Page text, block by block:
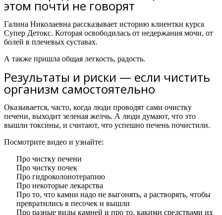
этом почти не говорят
Галина Николаевна рассказывает историю клиентки курса
Супер Детокс. Которая освободилась от недержания мочи, от
болей в плечевых суставах.
А также пришла общая легкость, радость.
Результаты и риски — если чистить
организм самостоятельно
Оказывается, часто, когда люди проводят сами очистку
печени, выходит зеленая желчь. А люди думают, что это
вышли токсины, и считают, что успешно печень почистили.
Посмотрите видео и узнайте:
Про чистку печени
Про чистку почек
Про гидроколонотерапию
Про некоторые лекарства
Про то, что камни надо не выгонять, а растворять, чтобы
превратились в песочек и вышли
Про разные виды камней и про то, какими средствами их